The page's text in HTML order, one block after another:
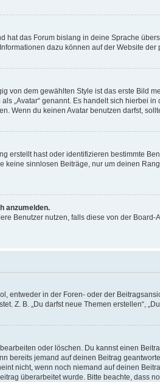
das Forum bislang in deine Sprache
dazu können auf der Website
von dem gewählten Style ist das erste Bild
„Avatar“ genannt. Es handelt sich hierbei
Wenn du keinen Avatar benutzen darfst,
erstellt hast oder identifizieren bestimmte
sinnlosen Beiträge, nur um deinen
anzumelden.
Benutzer nutzen, falls diese von der
entweder in der Foren- oder der
Z. B. „Du darfst neue Themen erstellen“,
oder löschen. Du kannst einen
bereits jemand auf deinen Beitrag
nicht, wenn noch niemand auf deinen
überarbeitet wurde. Bitte beachte, dass